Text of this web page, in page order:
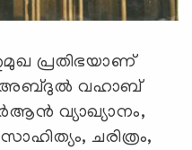
പ്രതിഭയാണ്
അബ്ദുൽ വഹാബ്
വ്യാഖ്യാനം,
ചരിത്രം,